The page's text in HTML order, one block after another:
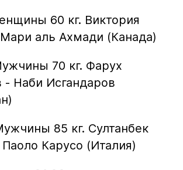
60 кг. Виктория
аль Ахмади (Канада)
70 кг. Фарух
- Наби Исгандаров
85 кг. Султанбек
Карусо (Италия)